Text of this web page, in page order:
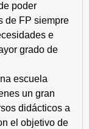
poder
de FP siempre
e
grado de
escuela
un gran
didácticos a
el objetivo de